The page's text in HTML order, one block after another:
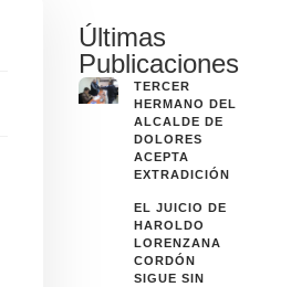
Últimas
Publicaciones
TERCER
HERMANO DEL
ALCALDE DE
DOLORES
ACEPTA
EXTRADICIÓN
EL JUICIO DE
HAROLDO
LORENZANA
CORDÓN
SIGUE SIN